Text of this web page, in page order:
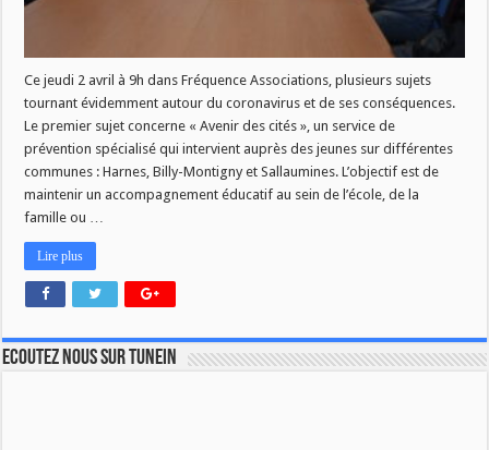
Ce jeudi 2 avril à 9h dans Fréquence Associations, plusieurs sujets
tournant évidemment autour du coronavirus et de ses conséquences.
Le premier sujet concerne « Avenir des cités », un service de
prévention spécialisé qui intervient auprès des jeunes sur différentes
communes : Harnes, Billy-Montigny et Sallaumines. L’objectif est de
maintenir un accompagnement éducatif au sein de l’école, de la
famille ou …
Lire plus
Ecoutez nous sur TuneIn